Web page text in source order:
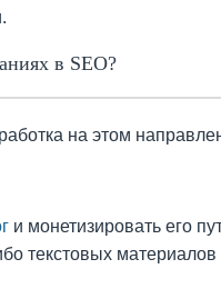
в SEO?
на этом
и монетизировать его
текстовых